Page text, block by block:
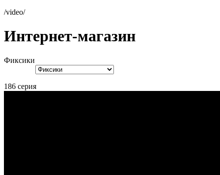
/video/
Интернет-магазин
Фиксики
186 серия